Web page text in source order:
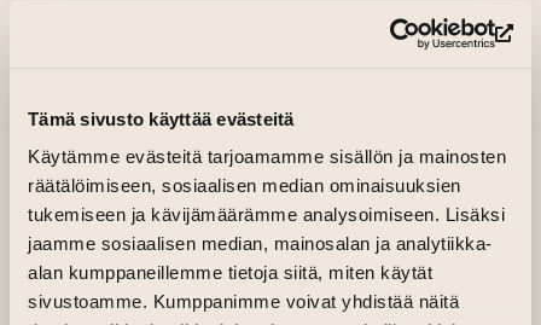
Tämä sivusto käyttää evästeitä
Käytämme evästeitä tarjoamamme sisällön ja mainosten
räätälöimiseen, sosiaalisen median ominaisuuksien
tukemiseen ja kävijämäärämme analysoimiseen. Lisäksi
jaamme sosiaalisen median, mainosalan ja analytiikka-
alan kumppaneillemme tietoja siitä, miten käytät
sivustoamme. Kumppanimme voivat yhdistää näitä
JAAJAA
HELMEN SALAISUUS – MARKO ERÄLINNA
ALUETAIDE MINJA TUOMISALO AND
JOHANNA TUOMINEN
LIIKKEELLINEN PERFORMANSSI – ANNA
JOLMA